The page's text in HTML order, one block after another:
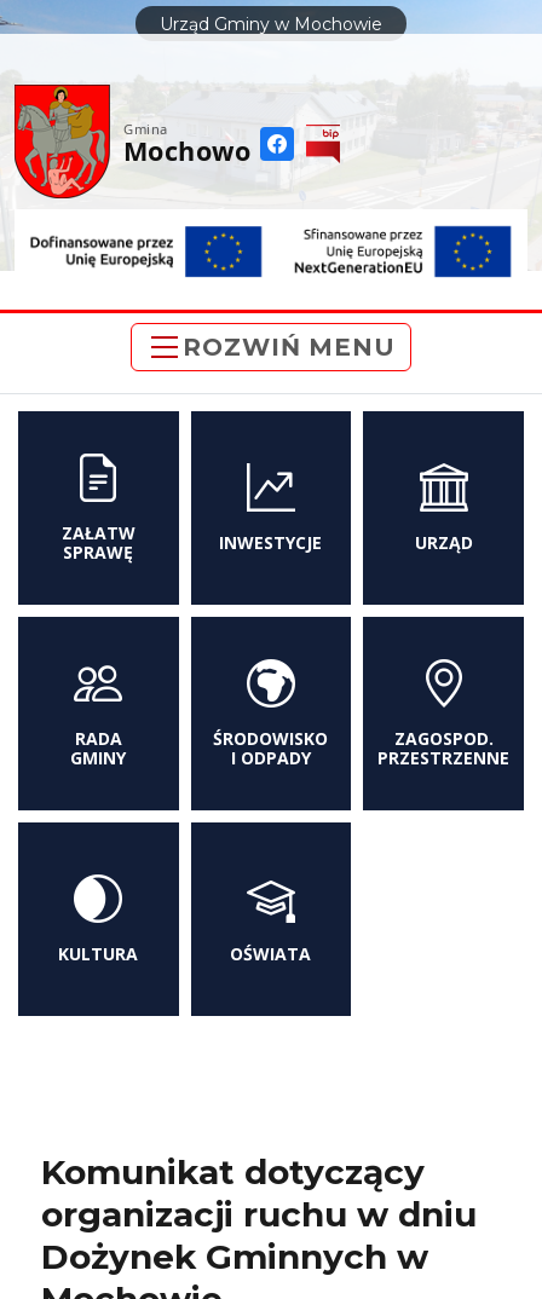
treści
Urząd Gminy w Mochowie
Gmina
Mochowo
ROZWIŃ MENU
ZAŁATW
SPRAWĘ
INWESTYCJE URZĄD
RADA
GMINY
ŚRODOWISKO
I ODPADY
ZAGOSPOD.
PRZESTRZENNE
KULTURA OŚWIATA
Komunikat dotyczący
organizacji ruchu w dniu
Dożynek Gminnych w